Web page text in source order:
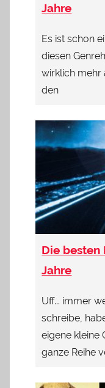
Jahre
Es ist schon
diesen
wirklich mehr
den
Die besten
Jahre
Uff... immer
schreibe,
eigene kleine
ganze Reihe